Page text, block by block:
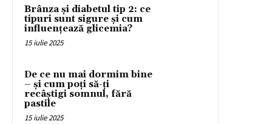
Brânza și diabetul tip 2: ce
tipuri sunt sigure și cum
influențează glicemia?
15 iulie 2025
De ce nu mai dormim bine
– și cum poți să-ți
recâștigi somnul, fără
pastile
15 iulie 2025